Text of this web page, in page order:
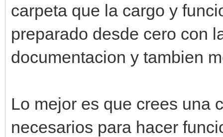
carpeta que la cargo y
preparado desde cero con
documentacion y tambien
Lo mejor es que crees una
necesarios para hacer